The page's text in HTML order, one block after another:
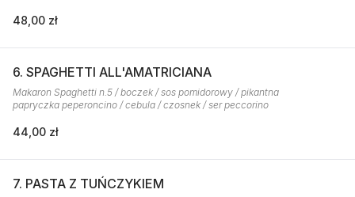
48,00 zł
6. SPAGHETTI ALL'AMATRICIANA
Makaron Spaghetti n.5 / boczek / sos pomidorowy / pikantna
papryczka peperoncino / cebula / czosnek / ser peccorino
44,00 zł
7. PASTA Z TUŃCZYKIEM